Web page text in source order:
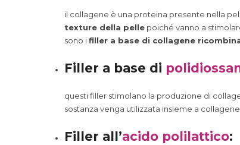
il collagene è una proteina presente nella
texture della pellepoiché vanno a
sono ifiller a base di collagene
Filler a base di
questi filler stimolano la produzione di
sostanza venga utilizzata insieme a
Filler all’acido polilattico: